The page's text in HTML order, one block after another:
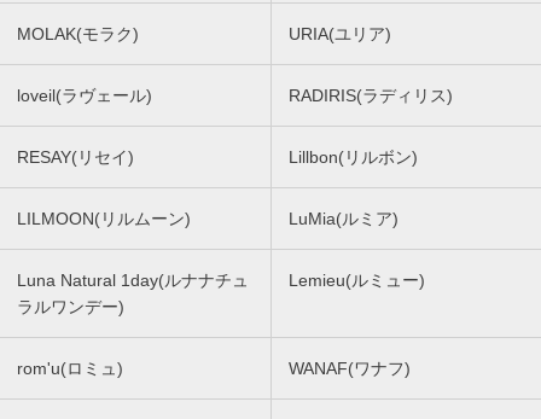
MOLAK(モラク) URIA(ユリア)
loveil(ラヴェール) RADIRIS(ラディリス)
RESAY(リセイ) Lillbon(リルボン)
LILMOON(リルムーン) LuMia(ルミア)
Luna Natural 1day(ルナナチュ
ラルワンデー)
Lemieu(ルミュー)
rom'u(ロミュ) WANAF(ワナフ)